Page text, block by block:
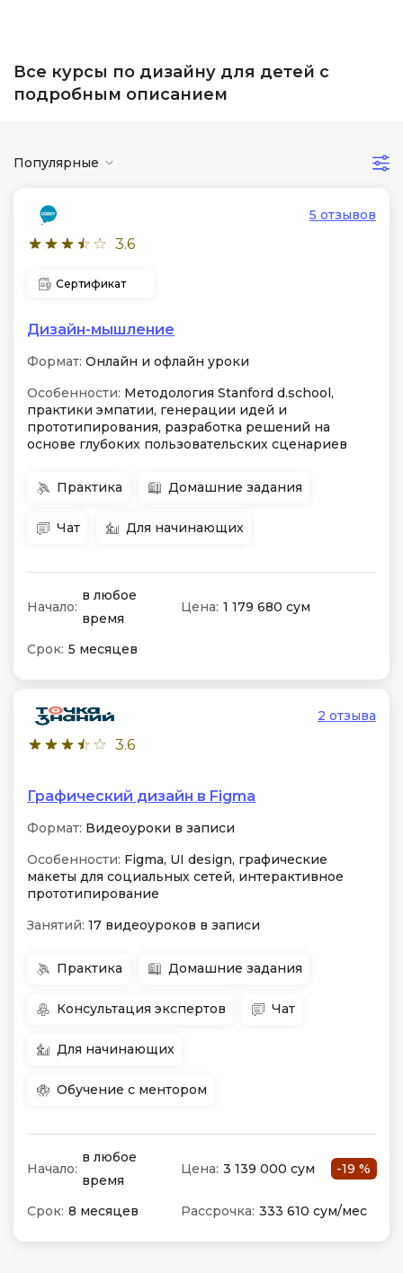
Все курсы по дизайну для детей с
подробным описанием
Популярные
3.6
5 отзывов
Сертификат
Дизайн-мышление
Формат: Онлайн и офлайн уроки
Особенности: Методология Stanford d.school,
практики эмпатии, генерации идей и
прототипирования, разработка решений на
основе глубоких пользовательских сценариев
Практика Домашние задания
Чат Для начинающих
Начало:
в любое
время
Цена: 1 179 680 сум
Срок: 5 месяцев
3.6
2 отзыва
Графический дизайн в Figma
Формат: Видеоуроки в записи
Особенности: Figma, UI design, графические
макеты для социальных сетей, интерактивное
прототипирование
Занятий: 17 видеоуроков в записи
Практика Домашние задания
Консультация экспертов Чат
Для начинающих
Обучение с ментором
Начало:
в любое
время
Цена: 3 139 000 сум -19 %
Срок: 8 месяцев Рассрочка: 333 610 сум/мес